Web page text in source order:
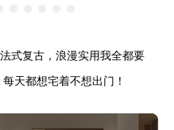
式复古，浪漫实用我全都要
天都想宅着不想出门！